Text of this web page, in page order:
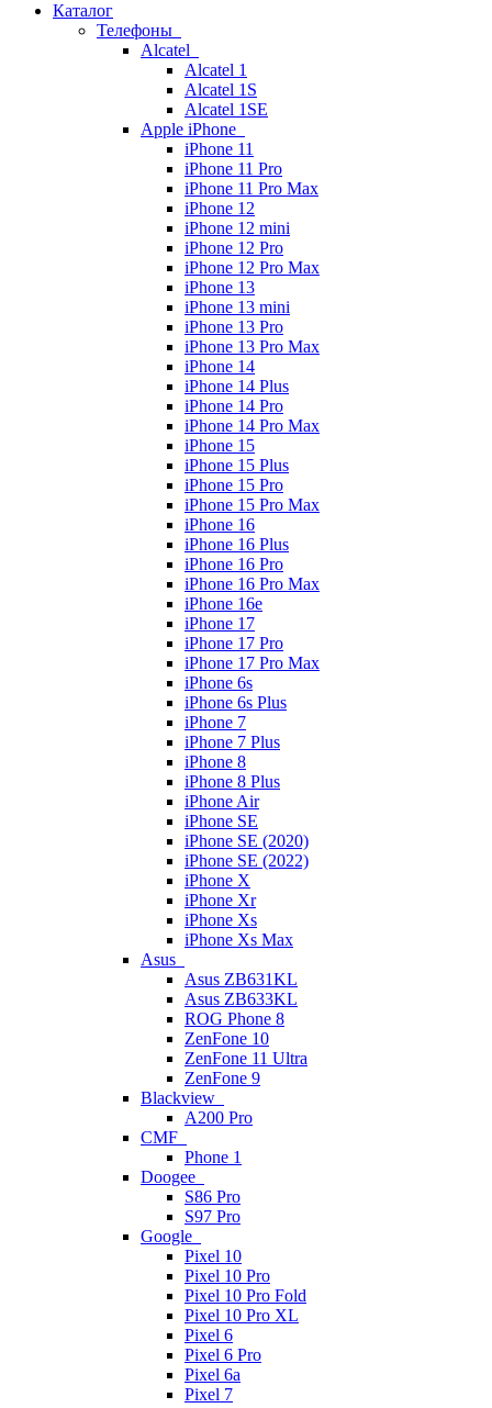
Каталог
Телефоны
Alcatel
Alcatel 1
Alcatel 1S
Alcatel 1SE
Apple iPhone
iPhone 11
iPhone 11 Pro
iPhone 11 Pro Max
iPhone 12
iPhone 12 mini
iPhone 12 Pro
iPhone 12 Pro Max
iPhone 13
iPhone 13 mini
iPhone 13 Pro
iPhone 13 Pro Max
iPhone 14
iPhone 14 Plus
iPhone 14 Pro
iPhone 14 Pro Max
iPhone 15
iPhone 15 Plus
iPhone 15 Pro
iPhone 15 Pro Max
iPhone 16
iPhone 16 Plus
iPhone 16 Pro
iPhone 16 Pro Max
iPhone 16e
iPhone 17
iPhone 17 Pro
iPhone 17 Pro Max
iPhone 6s
iPhone 6s Plus
iPhone 7
iPhone 7 Plus
iPhone 8
iPhone 8 Plus
iPhone Air
iPhone SE
iPhone SE (2020)
iPhone SE (2022)
iPhone X
iPhone Xr
iPhone Xs
iPhone Xs Max
Asus
Asus ZB631KL
Asus ZB633KL
ROG Phone 8
ZenFone 10
ZenFone 11 Ultra
ZenFone 9
Blackview
A200 Pro
CMF
Phone 1
Doogee
S86 Pro
S97 Pro
Google
Pixel 10
Pixel 10 Pro
Pixel 10 Pro Fold
Pixel 10 Pro XL
Pixel 6
Pixel 6 Pro
Pixel 6a
Pixel 7